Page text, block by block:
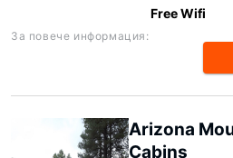
Free Wifi
За повече информация:
Arizona
Cabins